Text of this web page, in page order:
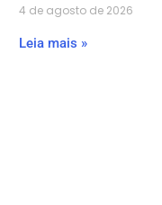
4 de agosto de 2026
Leia mais »